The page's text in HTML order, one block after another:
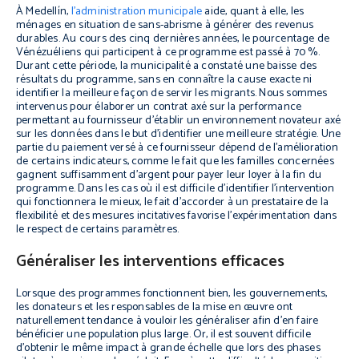
À Medellín,l’administration municipaleaide, quant à elle, les
ménages en situation de sans-abrisme à générer des revenus
durables. Au cours des cinq dernières années, le pourcentage de
Vénézuéliens qui participent à ce programme est passé à 70 %.
Durant cette période, la municipalité a constaté une baisse des
résultats du programme, sans en connaître la cause exacte ni
identifier la meilleure façon de servir les migrants. Nous sommes
intervenus pour élaborer un contrat axé sur la performance
permettant au fournisseur d’établir un environnement novateur axé
sur les données dans le but d’identifier une meilleure stratégie. Une
partie du paiement versé à ce fournisseur dépend de l’amélioration
de certains indicateurs, comme le fait que les familles concernées
gagnent suffisamment d’argent pour payer leur loyer à la fin du
programme. Dans les cas où il est difficile d’identifier l’intervention
qui fonctionnera le mieux, le fait d’accorder à un prestataire de la
flexibilité et des mesures incitatives favorise l’expérimentation dans
le respect de certains paramètres.
Généraliser les interventions efficaces
Lorsque des programmes fonctionnent bien, les gouvernements,
les donateurs et les responsables de la mise en œuvre ont
naturellement tendance à vouloir les généraliser afin d’en faire
bénéficier une population plus large. Or, il est souvent difficile
d’obtenir le même impact à grande échelle que lors des phases